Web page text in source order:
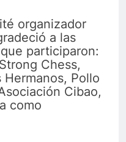
organizador
a las
participaron:
Chess,
Pollo
Cibao,
como